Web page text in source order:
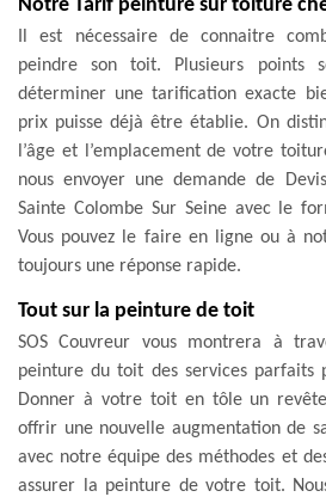
Notre Tarif peinture sur toiture
Il est nécessaire de connaitre
peindre son toit. Plusieurs points
déterminer une tarification exacte
prix puisse déjà être établie. On
l’âge et l’emplacement de votre
nous envoyer une demande de
Sainte Colombe Sur Seine avec le
Vous pouvez le faire en ligne ou à
toujours une réponse rapide.
Tout sur la peinture de toit
SOS Couvreur vous montrera à
peinture du toit des services
Donner à votre toit en tôle un
offrir une nouvelle augmentation de
avec notre équipe des méthodes et
assurer la peinture de votre toit.